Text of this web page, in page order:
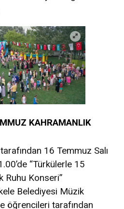
KAHRAMANLIK
16 Temmuz Salı
“Türkülerle 15
Ruhu Konseri”
Belediyesi Müzik
öğrencileri tarafından